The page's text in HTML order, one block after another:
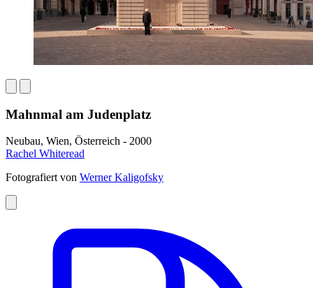
Mahnmal am Judenplatz
Neubau, Wien, Österreich - 2000
Rachel Whiteread
Fotografiert von Werner Kaligofsky